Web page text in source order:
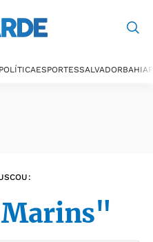
POLÍTICAESPORTESSALVADORBAHIA